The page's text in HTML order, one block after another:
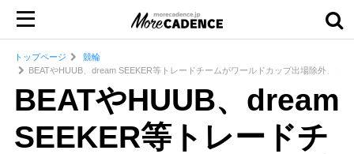
トップページ
競輪
BEATやHUUB、dream SEEKER等トレードチームがワールドカップ出場除外、大
BEATやHUUB、dream
SEEKER等トレードチ